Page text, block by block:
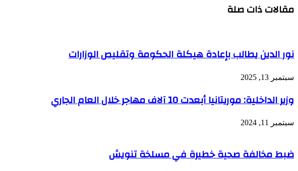
مقالات ذات صلة
نور الدين يطالب بإعادة هيكلة الحكومة وتقليص الوزارات
سبتمبر 13, 2025
وزير الداخلية: موريتانيا أبعدت 10 آلاف مهاجر خلال العام الجاري
سبتمبر 11, 2024
ضبط مخالفة صحية خطيرة في مسلخة تنويش